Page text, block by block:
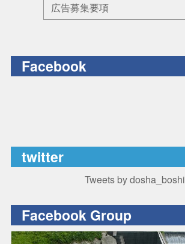
広告募集要項
Facebook
twitter
Tweets by dosha_boshi
Facebook Group